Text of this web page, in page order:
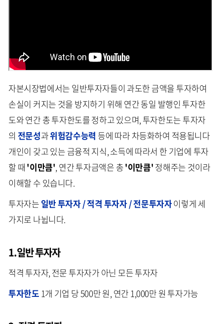
자본시장법에서는 일반투자자들이 과도한 금액을 투자하여
손실이 커지는 것을 방지하기 위해 연간 동일 발행인 투자한
도와 연간 총 투자한도를 정하고 있으며, 투자한도는 투자자
의 전문성과위험감수능력 등에 따라 차등화하여 적용됩니다
개인이 갖고 있는 금융적 지식, 소득에 따라서 한 기업에 투자
할 때 '이만큼', 연간 투자금액은 총'이만큼' 정해주는 것이라
이해할 수 있습니다.
투자자는 일반 투자자 / 적격 투자자 / 전문투자자이렇게 세
가지로 나뉩니다.
1.일반 투자자
적격 투자자, 전문 투자자가 아닌 모든 투자자
투자한도 1개 기업 당 500만 원, 연간 1,000만 원 투자가능